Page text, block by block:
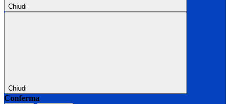
Chiudi
Chiudi
Conferma